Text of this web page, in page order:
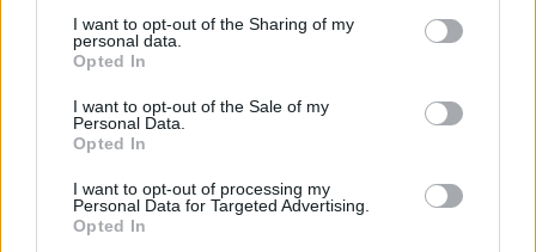
I want to opt-out of the Sharing of my
personal data.
Opted In
I want to opt-out of the Sale of my
Personal Data.
Opted In
I want to opt-out of processing my
Personal Data for Targeted Advertising.
Opted In
Για τις υποθέσεις αυτές, σχηματίστηκαν δικογραφίες,
από το Τμήμα Ασφαλείας Σπάρτης, σε βάρος ενός (1)
αλλοδαπού, υπηκόου Ρουμανίας, για κλοπή και από
Αστυνομικό Τμήμα Περιφέρειας Σπάρτης, σε βάρος
τριών (3) ημεδαπών ΡΟΜΑ, ηλικίας 21, 20 και 21 ετών,
για κλοπή, αντίστοιχα.